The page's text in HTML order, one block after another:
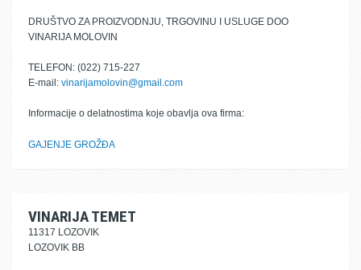
DRUŠTVO ZA PROIZVODNJU, TRGOVINU I USLUGE DOO
VINARIJA MOLOVIN
TELEFON: (022) 715-227
E-mail: vinarijamolovin@gmail.com
Informacije o delatnostima koje obavlja ova firma:
GAJENJE GROŽĐA
VINARIJA TEMET
11317 LOZOVIK
LOZOVIK BB